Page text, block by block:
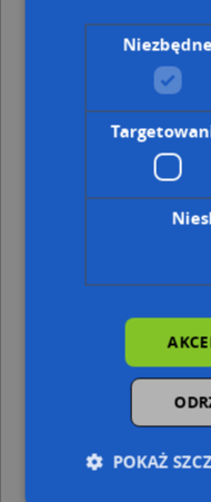
Adresy w pobliżu
Sokołów Podlaski,
Sokołów Podlaski,
Sokołów Podlaski,
Sokołów Podlaski,
Sokołów Podlaski,
Sokołów Podlaski,
Sokołów Podlaski,
Sokołów Podlaski,
Sokołów Podlaski,
Ims Projekt
Lotto, Kolejowa 8b,
Agropest.
Krzysztofa Kamila, 08-
Firma Prywatna,
Podlaski
POKAŻ